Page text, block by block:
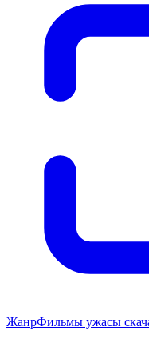
ЖанрФильмы ужасы